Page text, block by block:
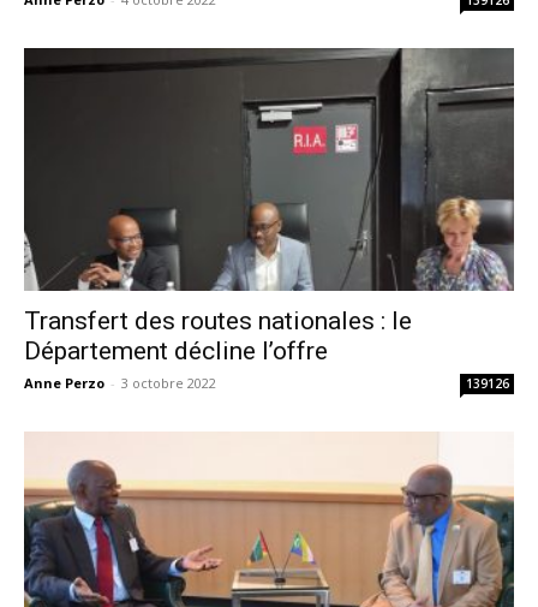
Transfert des routes nationales : le
Département décline l’offre
Anne Perzo - 3 octobre 2022 139126